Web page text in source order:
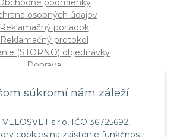
súkromí nám záleží
s.r.o, IČO 36725692,
cookies na zaistenie funkčnosti
podmienky
osobných údajov
Reklamačný poriadok
Reklamačný protokol
(STORNO) objednávky
Doprava
súťaže "Vianoce 2025"
Servis a služby